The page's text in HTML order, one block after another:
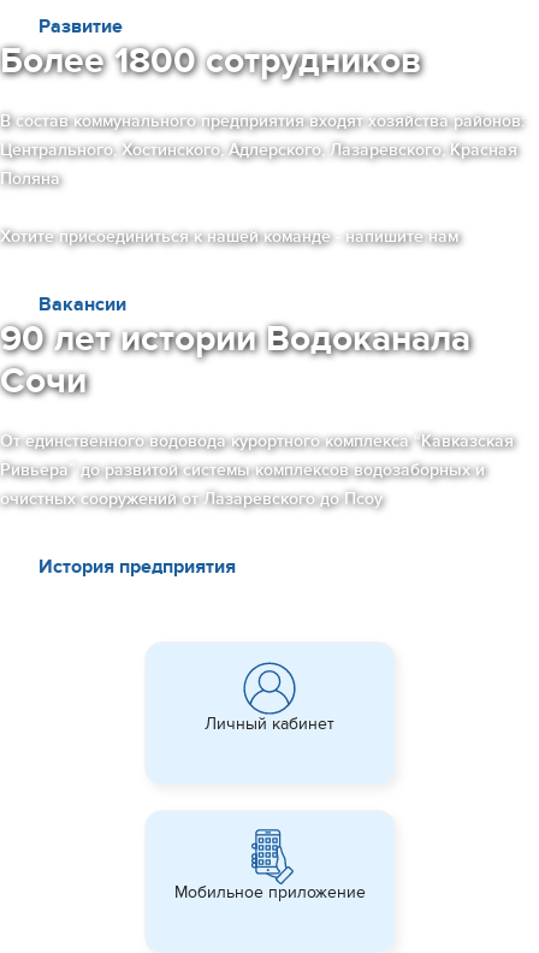
Развитие
Более 1800 сотрудников
В состав коммунального предприятия входят хозяйства районов:
Центрального, Хостинского, Адлерского, Лазаревского, Красная
Поляна
Хотите присоединиться к нашей команде - напишите нам
Вакансии
90 лет истории Водоканала
Сочи
От единственного водовода курортного комплекса “Кавказская
Ривьера” до развитой системы комплексов водозаборных и
очистных сооружений от Лазаревского до Псоу
История предприятия
Личный кабинет
Мобильное приложение